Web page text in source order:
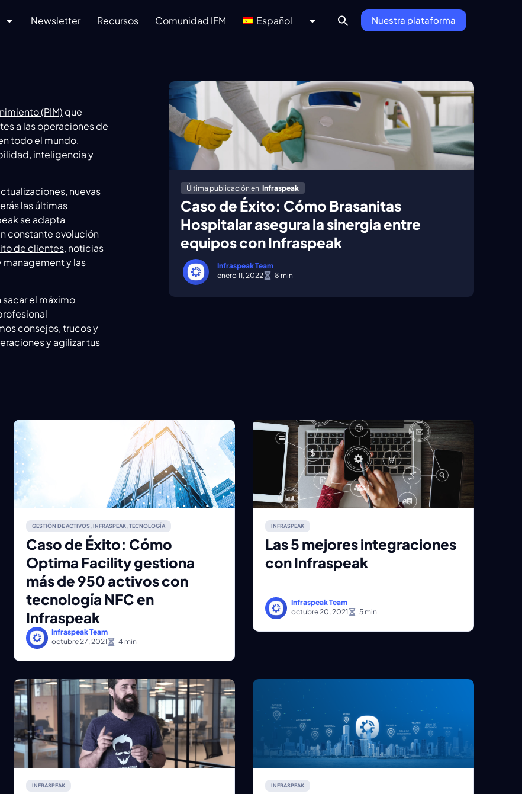
Newsletter Recursos Comunidad IFM Español Nuestra plataforma
(PIM) que
a las operaciones de
todo el mundo,
inteligencia y
nuevas
las últimas
se adapta
constante evolución
de clientes, noticias
managementy las
el máximo
consejos, trucos y
y agilizar tus
Última publicación en Infraspeak
Caso de Éxito: Cómo Brasanitas
Hospitalar asegura la sinergia entre
equipos con Infraspeak
Infraspeak Team
enero 11, 2022
GESTIÓN DE ACTIVOS, INFRASPEAK, TECNOLOGÍA
Caso de Éxito: Cómo
Optima Facility gestiona
más de 950 activos con
tecnología NFC en
Infraspeak
Infraspeak Team
octubre 27, 2021
INFRASPEAK
Las 5 mejores integraciones
con Infraspeak
Infraspeak Team
octubre 20, 2021
INFRASPEAK INFRASPEAK